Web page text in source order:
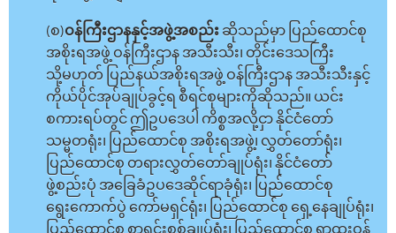
(စ)ဝန်ကြီးဌာနနှင့်အဖွဲ့အစည်း ဆိုသည်မှာ ပြည်ထောင်စု
အစိုးရအဖွဲ့ ဝန်ကြီးဌာန အသီးသီး၊ တိုင်းဒေသကြီး
သို့မဟုတ် ပြည်နယ်အစိုးရအဖွဲ့ ဝန်ကြီးဌာန အသီးသီးနှင့်
ကိုယ်ပိုင်အုပ်ချုပ်ခွင့်ရ စီရင်စုများကိုဆိုသည်။ ယင်း
စကားရပ်တွင် ဤဥပဒေပါ ကိစ္စအလို့ငှာ နိုင်ငံတော်
သမ္မတရုံး၊ ပြည်ထောင်စု အစိုးရအဖွဲ့၊ လွှတ်တော်ရုံး၊
ပြည်ထောင်စု တရားလွှတ်တော်ချုပ်ရုံး၊ နိုင်ငံတော်
ဖွဲ့စည်းပုံ အခြေခံဥပဒေဆိုင်ရာခုံရုံး၊ ပြည်ထောင်စု
ရွေးကောက်ပွဲ ကော်မရှင်ရုံး၊ ပြည်ထောင်စု ရှေ့နေချုပ်ရုံး၊
ပြည်ထောင်စု စာရင်းစစ်ချုပ်ရုံး၊ ပြည်ထောင်စု ရာထူးဝန်